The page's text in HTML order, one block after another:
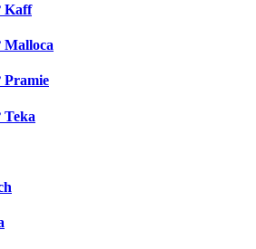
Kaff
Malloca
Pramie
Teka